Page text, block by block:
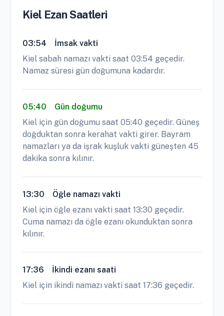
Kiel Ezan Saatleri
03:54
İmsak vakti
Kiel sabah namazı vakti saat 03:54 geçedir.
Namaz süresi gün doğumuna kadardır.
05:40
Gün doğumu
Kiel için gün doğumu saat 05:40 geçedir. Güneş
doğduktan sonra kerahat vakti girer. Bayram
namazları ya da işrak kuşluk vakti güneşten 45
dakika sonra kılınır.
13:30
Öğle namazı vakti
Kiel için öğle ezanı vakti saat 13:30 geçedir.
Cuma namazı da öğle ezanı okunduktan sonra
kılınır.
17:36
İkindi ezanı saati
Kiel için ikindi namazı vakti saat 17:36 geçedir.